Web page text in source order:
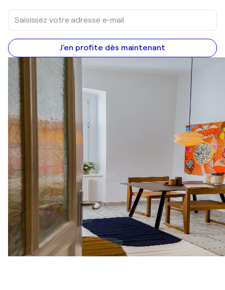
J'en profite dès maintenant